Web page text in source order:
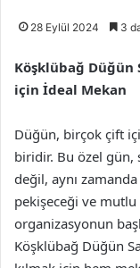
28 Eylül 2024 3
Köşklübağ Düğün
için İdeal Mekan
Düğün, birçok çift
biridir. Bu özel gün,
değil, aynı
pekişeceği ve
organizasyonun
Köşklübağ Düğün